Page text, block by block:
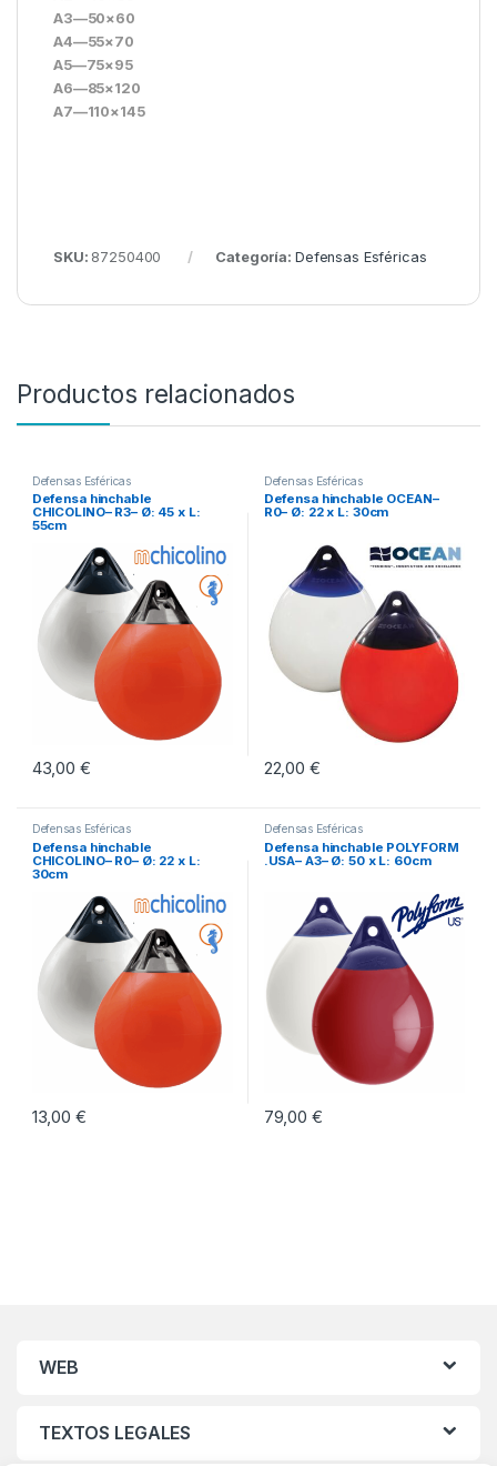
A3—50×60
A4—55×70
A5—75×95
A6—85×120
A7—110×145
SKU: 87250400 Categoría: Defensas Esféricas
Productos relacionados
Defensas Esféricas
Defensa hinchable
CHICOLINO– R3– Ø: 45 x L:
55cm
43,00 €
Defensas Esféricas
Defensa hinchable OCEAN–
R0– Ø: 22 x L: 30cm
22,00 €
Defensas Esféricas
Defensa hinchable
CHICOLINO– R0– Ø: 22 x L:
30cm
13,00 €
Este producto tiene múltiples variantes. Las opciones se pueden
Defensas Esféricas
Defensa hinchable POLYFORM
.USA– A3– Ø: 50 x L: 60cm
79,00 €
Este producto tiene múltiples
WEB
TEXTOS LEGALES